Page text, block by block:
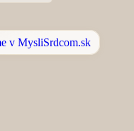
v MysliSrdcom.sk